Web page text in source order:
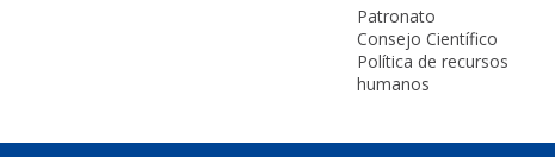
Patronato
Consejo Científico
Política de recursos
humanos